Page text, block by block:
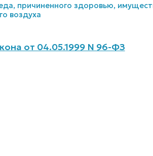
причиненного здоровью,
воздуха
от 04.05.1999 N 96-ФЗ